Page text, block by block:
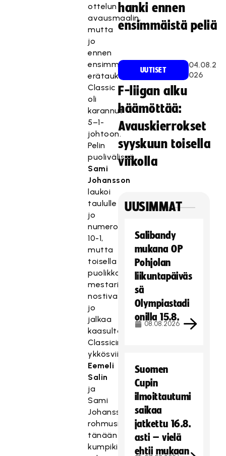
ottelun
avausmaalin,
mutta
jo
ennen
ensimmäistä
erätaukoa
Classic
oli
karannut
5–1-
johtoon.
Pelin
puolivälissä
Sami
Johansson
laukoi
taululle
jo
numerot
10-1,
mutta
toisella
puolikkaalla
mestarit
nostivat
jo
jalkaa
kaasulta.
Classicin
ykkösviisikossa
Eemeli
Salin
ja
Sami
Johansson
rohmusivat
tänään
kumpikin
hanki ennen
ensimmäistä peliä
UUTISET
04.08.2
026
F-liigan alku
häämöttää:
Avauskierrokset
syyskuun toisella
viikolla
UUSIMMAT
Salibandy
mukana OP
Pohjolan
liikuntapäiväs
sä
Olympiastadi
onilla 15.8.
08.08.2026
Suomen
Cupin
ilmoittautumi
saikaa
jatkettu 16.8.
asti – vielä
ehtii mukaan